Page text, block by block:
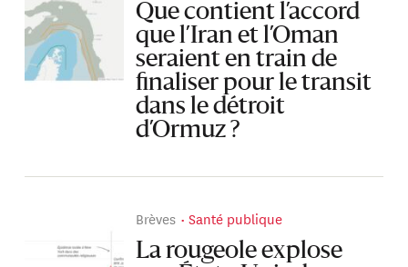
Que contient l’accord
que l’Iran et l’Oman
seraient en train de
finaliser pour le transit
dans le détroit
d’Ormuz ?
Brèves Santé publique
La rougeole explose